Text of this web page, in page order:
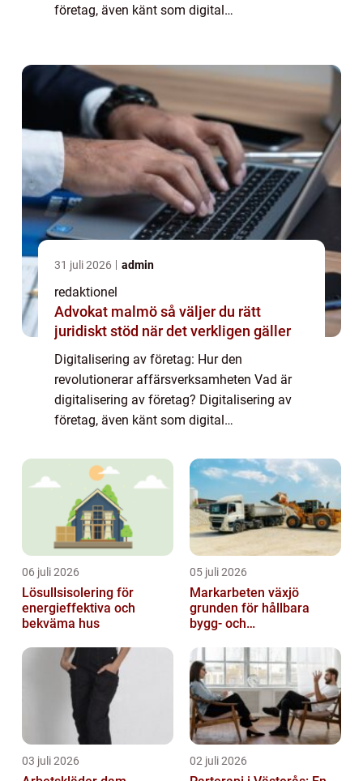
företag, även känt som digital
olika aspe...
31 juli 2026 admin
redaktionel
Advokat malmö så väljer du rätt
juridiskt stöd när det verkligen gäller
Digitalisering av företag: Hur den
revolutionerar affärsverksamheten Vad är
digitalisering av företag? Digitalisering av
företag, även känt som digital
teknologier för att förbättra och förändra
olika aspe...
06 juli 2026
Lösullsisolering för
energieffektiva och
bekväma hus
05 juli 2026
Markarbeten växjö
grunden för hållbara
bygg- och
03 juli 2026 02 juli 2026